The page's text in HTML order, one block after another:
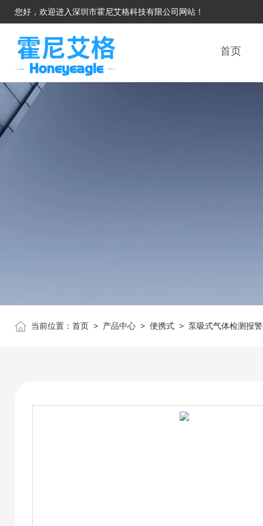
您好，欢迎进入深圳市霍尼艾格科技有限公司网站！
首页
当前位置： 首页 > 产品中心 > 便携式 > 泵吸式气体检测报